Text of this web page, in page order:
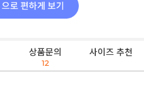
상품문의
12
사이즈 추천